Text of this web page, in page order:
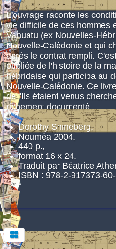
L'ouvrage raconte les
vie difficile de ces hommes
Vanuatu (ex Nouvelles-
Nouvelle-Calédonie et qui
après le contrat rempli.
oubliée de l'histoire de la
hébridaise qui participa au
Nouvelle-Calédonie. Ce
de "Ils étaient venus
richement documenté.
Dorothy Shineberg,
Nouméa 2004,
440 p.,
format 16 x 24.
Traduit par Béatrice
ISBN : 978-2-917373-